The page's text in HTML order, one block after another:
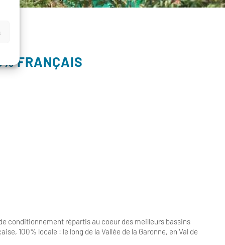
FRANÇAIS
conditionnement répartis au coeur des meilleurs bassins
100% locale : le long de la Vallée de la Garonne, en Val de